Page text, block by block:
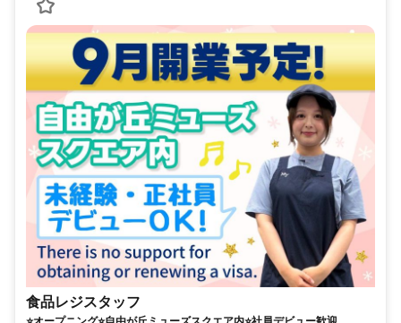
食品レジスタッフ